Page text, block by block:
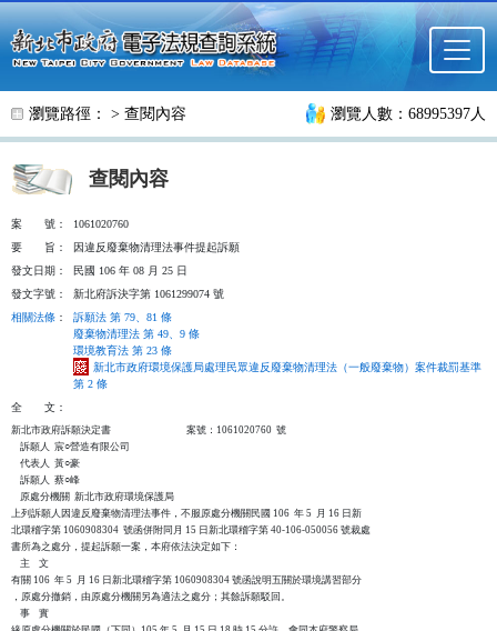
跳至主要內容
瀏覽路徑： > 查閱內容 瀏覽人數：68995397人
查閱內容
案 號：
1061020760
要
旨：
因違反廢棄物清理法事件提起訴願
發文日期：
民國 106 年 08 月 25 日
發文字號：
新北府訴決字第 1061299074 號
相關法條 ：
訴願法 第 79、81 條
廢棄物清理法 第 49、9 條
環境教育法 第 23 條
新北市政府環境保護局處理民眾違反廢棄物清理法（一般廢棄物）案件裁罰基準
第 2 條
全
文：
新北市政府訴願決定書                                  案號：1061020760  號
    訴願人  宸○營造有限公司
    代表人  黃○豪
    訴願人  蔡○峰
    原處分機關  新北市政府環境保護局
上列訴願人因違反廢棄物清理法事件，不服原處分機關民國 106  年 5  月 16 日新
北環稽字第 1060908304  號函併附同月 15 日新北環稽字第 40-106-050056 號裁處
書所為之處分，提起訴願一案，本府依法決定如下：
    主    文
有關 106  年 5  月 16 日新北環稽字第 1060908304 號函說明五關於環境講習部分
，原處分撤銷，由原處分機關另為適法之處分；其餘訴願駁回。
    事    實